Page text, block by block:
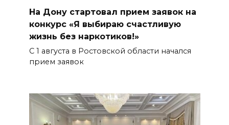
На Дону стартовал прием заявок на
конкурс «Я выбираю счастливую
жизнь без наркотиков!»
С 1 августа в Ростовской области начался
прием заявок